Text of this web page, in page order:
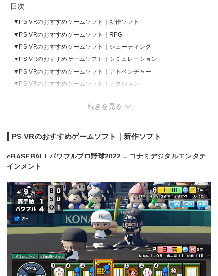
目次
PS VRのおすすめゲームソフト｜新作ソフト
PS VRのおすすめゲームソフト｜RPG
PS VRのおすすめゲームソフト｜シューティング
PS VRのおすすめゲームソフト｜シミュレーション
PS VRのおすすめゲームソフト｜アドベンチャー
PS VRのおすすめゲームソフト｜アクション
PS VRのおすすめゲームソフト｜スポーツ
PS VRのおすすめゲームソフト｜その他
続きを見る
PS VRのおすすめゲームソフト｜新作ソフト
eBASEBALLパワフルプロ野球2022 – コナミデジタルエンタテ
インメント